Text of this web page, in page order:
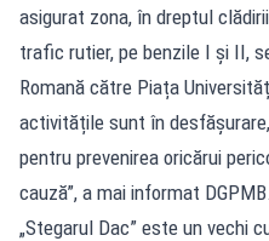
asigurat zona, în dreptul
trafic rutier, pe benzile I și II,
Romană către Piața
activitățile sunt în
pentru prevenirea oricărui
cauză”, a mai informat DGPMB.
„Stegarul Dac” este un vechi